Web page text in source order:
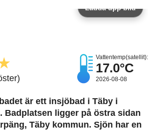
Ladda upp bild
Vattentemp(satellit):
17.0°C
2026-08-08
är ett insjöbad i Täby i
Badplatsen ligger på östra sidan
Täby kommun. Sjön har en